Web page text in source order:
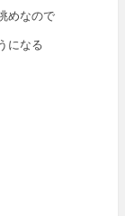
めなので
になる